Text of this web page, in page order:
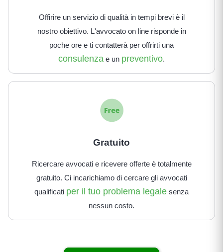
Offirire un servizio di qualità in tempi brevi è il
nostro obiettivo. L'avvocato on line risponde in
poche ore e ti contatterà per offrirti una
consulenza e un preventivo.
Gratuito
Ricercare avvocati e ricevere offerte è totalmente
gratuito. Ci incarichiamo di cercare gli avvocati
qualificati per il tuo problema legale senza
nessun costo.